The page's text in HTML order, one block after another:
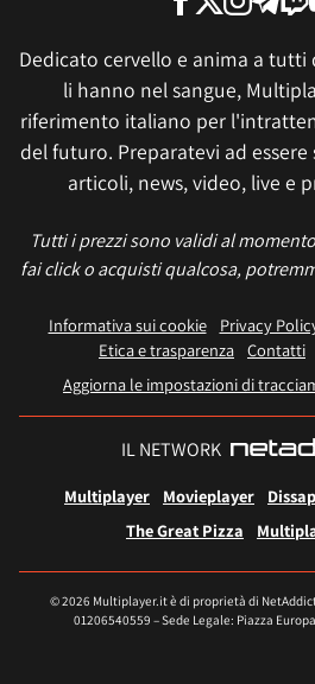
Dedicato cervello e anima a
li hanno nel sangue,
riferimento italiano per
del futuro. Preparatevi ad
articoli, news, video, live e
Tutti i prezzi sono validi al
fai click o acquisti qualcosa,
Informativa sui cookie Privacy
Etica e trasparenza Contatti
Aggiorna le impostazioni di
IL NETWORK
Multiplayer Movieplayer
The Great Pizza
© 2026 Multiplayer.it è di proprietà di
01206540559 – Sede Legale: Piazza